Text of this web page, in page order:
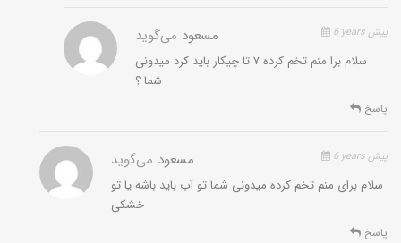
مسعود می‌گوید 6 years پیش
سلام برا منم تخم کرده ۷ تا چیکار باید کرد میدونی
شما ؟
پاسخ
مسعود می‌گوید 6 years پیش
سلام برای منم تخم کرده میدونی شما تو آب باید باشه یا تو
خشکی
پاسخ